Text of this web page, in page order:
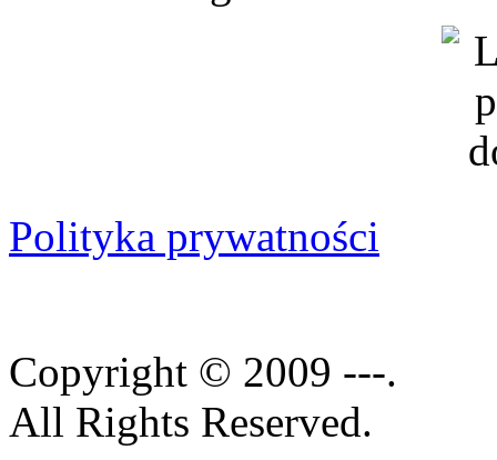
Polityka prywatności
Copyright © 2009 ---.
All Rights Reserved.